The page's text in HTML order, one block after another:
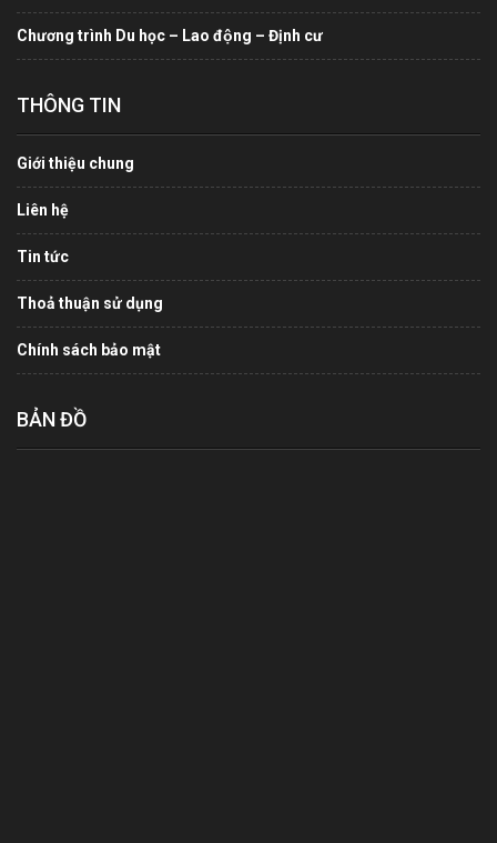
Chương trình Du học – Lao động – Định cư
THÔNG TIN
Giới thiệu chung
Liên hệ
Tin tức
Thoả thuận sử dụng
Chính sách bảo mật
BẢN ĐỒ